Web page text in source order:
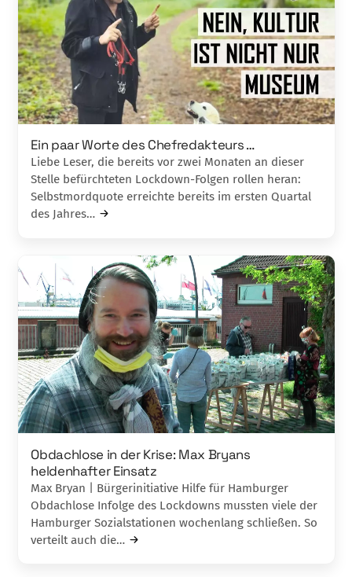
Ein paar Worte des Chefredakteurs …
Liebe Leser, die bereits vor zwei Monaten an dieser
Stelle befürchteten Lockdown-Folgen rollen heran:
Selbstmordquote erreichte bereits im ersten Quartal
des Jahres…
Obdachlose in der Krise: Max Bryans
heldenhafter Einsatz
Max Bryan | Bürgerinitiative Hilfe für Hamburger
Obdachlose Infolge des Lockdowns mussten viele der
Hamburger Sozialstationen wochenlang schließen. So
verteilt auch die…